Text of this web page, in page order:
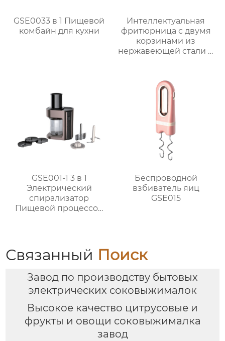
GSE0033 в 1 Пищевой
комбайн для кухни
Интеллектуальная
фритюрница с двумя
корзинами из
нержавеющей стали и
GSE001-1 3 в 1
Электрический
спирализатор
Пищевой процессор
Беспроводной
взбиватель яиц
GSE015
Связанный Поиск
Завод по производству бытовых
электрических соковыжималок
Высокое качество цитрусовые и
фрукты и овощи соковыжималка
завод